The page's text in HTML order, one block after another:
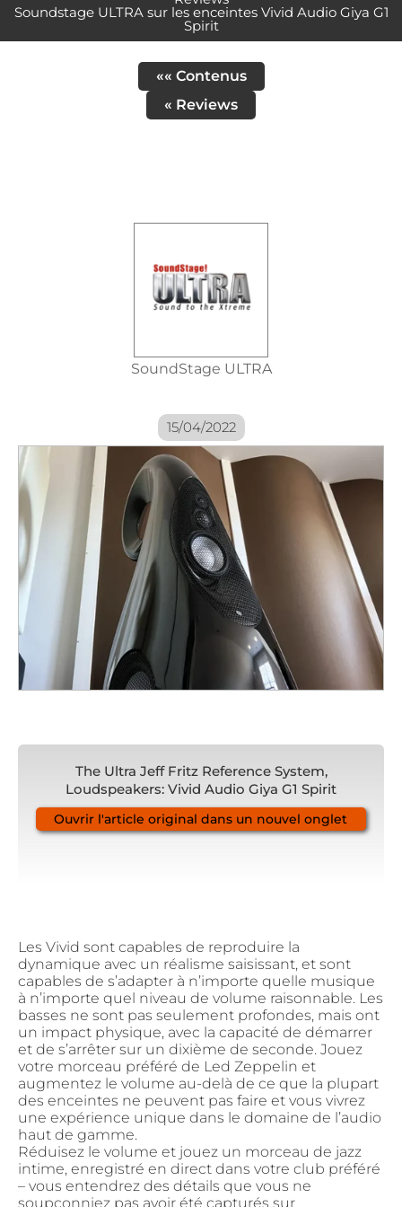
Soundstage ULTRA sur les enceintes Vivid Audio Giya G1
Spirit
«« Contenus
« Reviews
SoundStage ULTRA
15/04/2022
The Ultra Jeff Fritz Reference System,
Loudspeakers: Vivid Audio Giya G1 Spirit
Ouvrir l'article original dans un nouvel onglet
Les Vivid sont capables de reproduire la
dynamique avec un réalisme saisissant, et sont
capables de s’adapter à n’importe quelle musique
à n’importe quel niveau de volume raisonnable. Les
basses ne sont pas seulement profondes, mais ont
un impact physique, avec la capacité de démarrer
et de s’arrêter sur un dixième de seconde. Jouez
votre morceau préféré de Led Zeppelin et
augmentez le volume au-delà de ce que la plupart
des enceintes ne peuvent pas faire et vous vivrez
une expérience unique dans le domaine de l’audio
haut de gamme.
Réduisez le volume et jouez un morceau de jazz
intime, enregistré en direct dans votre club préféré
– vous entendrez des détails que vous ne
soupçonniez pas avoir été capturés sur